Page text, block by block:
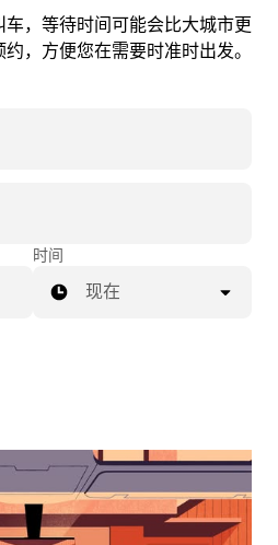
车，等待时间可能会比大城市更
，方便您在需要时准时出发。
时间
现在